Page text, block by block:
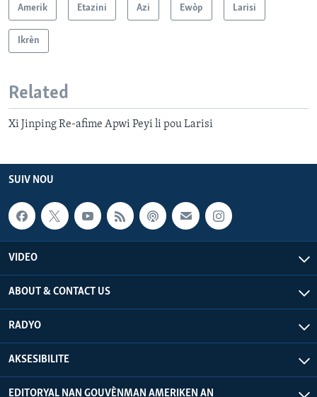
Amerik Etazini Azi Ewòp Larisi
Ikrèn
Related
Xi Jinping Re-afime Apwi Peyi li pou Larisi
SUIV NOU
VIDEO
ABOUT & CONTACT US
RADYO
AKSESIBILITE
EDITORYAL NAN GOUVÈNMAN AMERIKEN AN